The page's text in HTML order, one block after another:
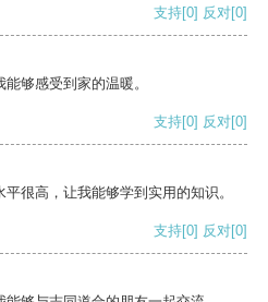
支持[0] 反对[0]
够感受到家的温暖。
支持[0] 反对[0]
很高，让我能够学到实用的知识。
支持[0] 反对[0]